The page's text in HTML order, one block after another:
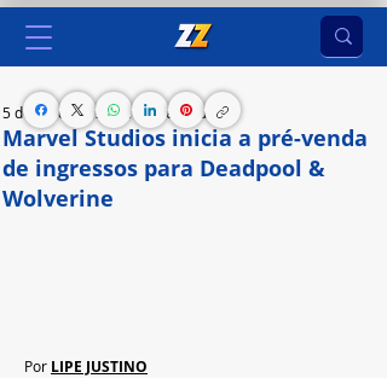
Marvel Studios inicia a pré-venda
de ingressos para Deadpool &
Wolverine
5 de jul. de 20241 min de leitura
Por LIPE JUSTINO